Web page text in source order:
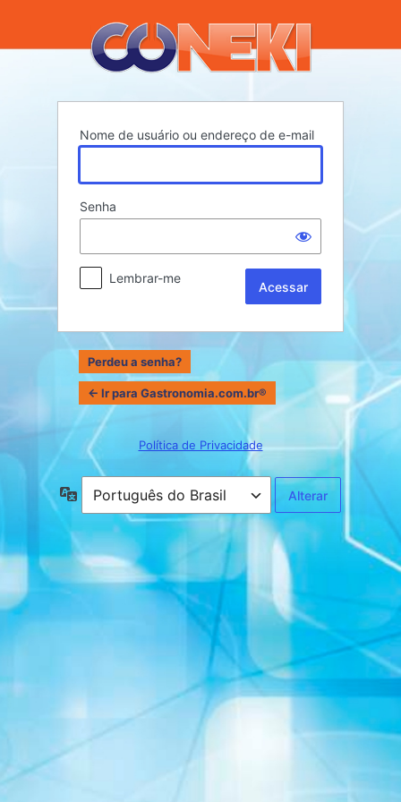
Nome de usuário ou endereço de e-mail
Senha
Lembrar-me
Perdeu a senha?
← Ir para Gastronomia.com.br®
Política de Privacidade
Idioma